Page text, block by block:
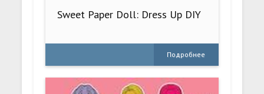
Sweet Paper Doll: Dress Up DIY
Подробнее